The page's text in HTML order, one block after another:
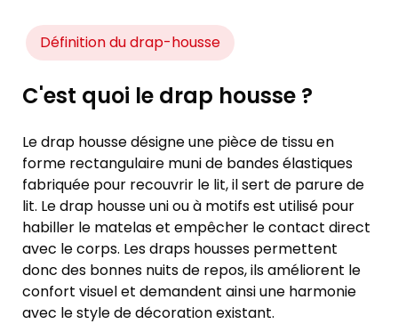
Définition du drap-housse
C'est quoi le drap housse ?
Le drap housse désigne une pièce de tissu en
forme rectangulaire muni de bandes élastiques
fabriquée pour recouvrir le lit, il sert de parure de
lit. Le drap housse uni ou à motifs est utilisé pour
habiller le matelas et empêcher le contact direct
avec le corps. Les draps housses permettent
donc des bonnes nuits de repos, ils améliorent le
confort visuel et demandent ainsi une harmonie
avec le style de décoration existant.